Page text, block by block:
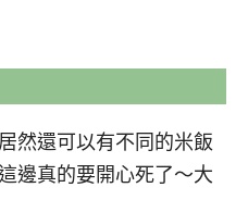
然還可以有不同的米飯
邊真的要開心死了～大